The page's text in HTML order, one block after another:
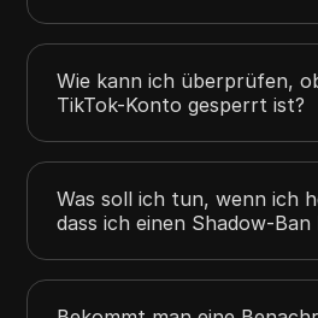
Wie kann ich überprüfen,
TikTok-Konto gesperrt ist?
Was soll ich tun, wenn ich
dass ich einen Shadow-Ban